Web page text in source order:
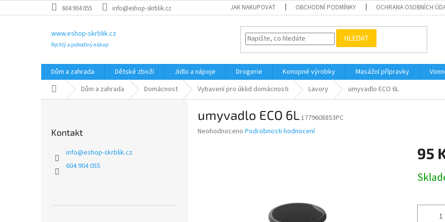
na
604 904 055 info@eshop-skrblik.cz JAK NAKUPOVAT OBCHODNÍ PODMÍNKY OCHRANA OSOBNÍCH
www.eshop-skrblik.cz
Rychlý a pohodlný nákup
HLEDAT
Dům a zahrada Dětské zboží Jídlo a nápoje Drogerie Konopné výrobky Masážní přípravky
Domů Dům a zahrada Domácnost Vybavení pro úklid domácnosti Lavory umyvadlo ECO 6L
Kontakt
info@eshop-skrblik.cz
604 904 055
umyvadlo ECO 6L1779608853PC
Průměrné
Neohodnoceno Podrobnosti hodnocení
95
cena: